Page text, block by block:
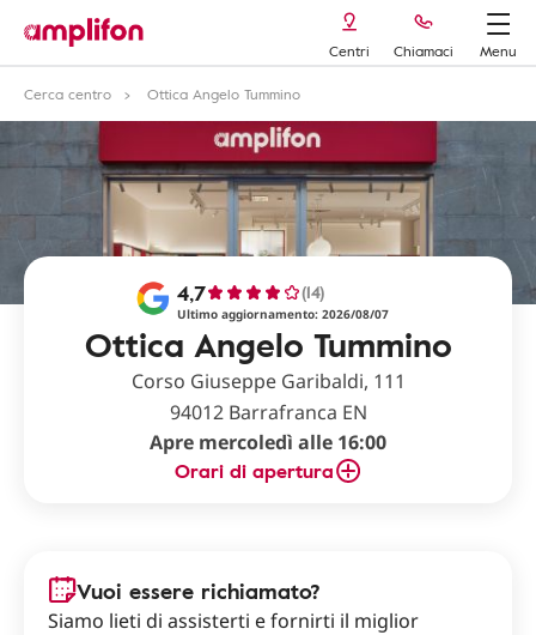
Centri Chiamaci
Menu
Cerca centro
Ottica Angelo Tummino
Ottica Angelo Tummino
4,7 (14)
Ultimo aggiornamento: 2026/08/07
Corso Giuseppe Garibaldi, 111
94012 Barrafranca EN
Apre mercoledì alle 16:00
Orari di apertura
Vuoi essere richiamato?
Siamo lieti di assisterti e fornirti il miglior